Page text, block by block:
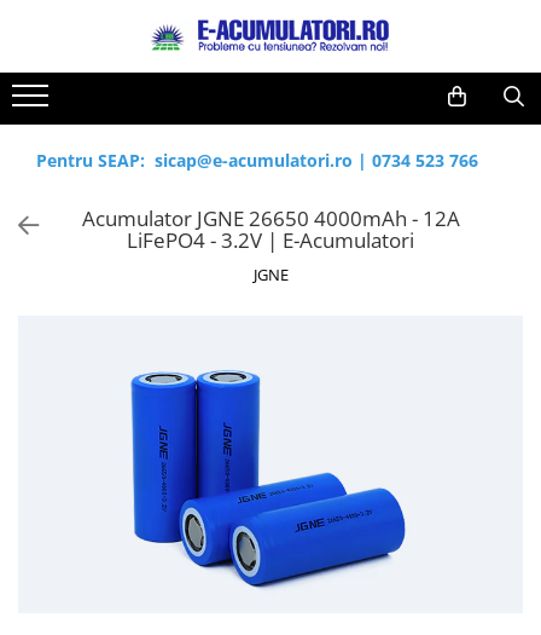
Toate Produsele
Acumulatori, Baterii si Incarcatoare
Uzuale
Baterii alcaline
Accesorii baterii
Baterii Industriale
Incarcatoare acumulatori
Panouri fotovoltaice si accesorii
Reduceri de vara
Cabluri
Acumulatori
Prelungitoare
Panouri fotovoltaice
Pentru SEAP: sicap@e-acumulatori.ro | 0734 523 766
Acumulator JGNE 26650 4000mAh - 12A
LiFePO4 - 3.2V | E-Acumulatori
JGNE